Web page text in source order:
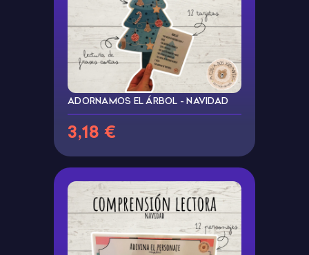
ADORNAMOS EL ÁRBOL - NAVIDAD
3,18 €